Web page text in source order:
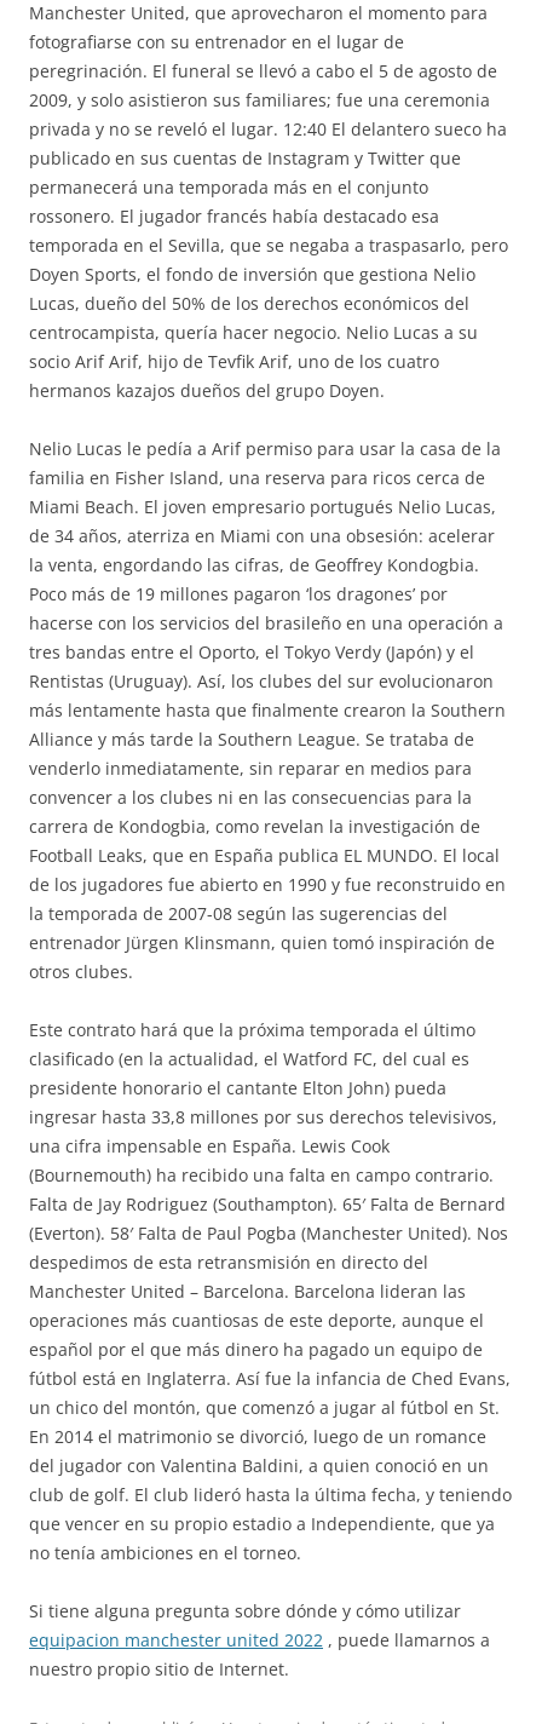
Manchester United, que aprovecharon el momento para
fotografiarse con su entrenador en el lugar de
peregrinación. El funeral se llevó a cabo el 5 de agosto de
2009, y solo asistieron sus familiares; fue una ceremonia
privada y no se reveló el lugar. 12:40 El delantero sueco ha
publicado en sus cuentas de Instagram y Twitter que
permanecerá una temporada más en el conjunto
rossonero. El jugador francés había destacado esa
temporada en el Sevilla, que se negaba a traspasarlo, pero
Doyen Sports, el fondo de inversión que gestiona Nelio
Lucas, dueño del 50% de los derechos económicos del
centrocampista, quería hacer negocio. Nelio Lucas a su
socio Arif Arif, hijo de Tevfik Arif, uno de los cuatro
hermanos kazajos dueños del grupo Doyen.
Nelio Lucas le pedía a Arif permiso para usar la casa de la
familia en Fisher Island, una reserva para ricos cerca de
Miami Beach. El joven empresario portugués Nelio Lucas,
de 34 años, aterriza en Miami con una obsesión: acelerar
la venta, engordando las cifras, de Geoffrey Kondogbia.
Poco más de 19 millones pagaron ‘los dragones’ por
hacerse con los servicios del brasileño en una operación a
tres bandas entre el Oporto, el Tokyo Verdy (Japón) y el
Rentistas (Uruguay). Así, los clubes del sur evolucionaron
más lentamente hasta que finalmente crearon la Southern
Alliance y más tarde la Southern League. Se trataba de
venderlo inmediatamente, sin reparar en medios para
convencer a los clubes ni en las consecuencias para la
carrera de Kondogbia, como revelan la investigación de
Football Leaks, que en España publica EL MUNDO. El local
de los jugadores fue abierto en 1990 y fue reconstruido en
la temporada de 2007-08 según las sugerencias del
entrenador Jürgen Klinsmann, quien tomó inspiración de
otros clubes.
Este contrato hará que la próxima temporada el último
clasificado (en la actualidad, el Watford FC, del cual es
presidente honorario el cantante Elton John) pueda
ingresar hasta 33,8 millones por sus derechos televisivos,
una cifra impensable en España. Lewis Cook
(Bournemouth) ha recibido una falta en campo contrario.
Falta de Jay Rodriguez (Southampton). 65′ Falta de Bernard
(Everton). 58′ Falta de Paul Pogba (Manchester United). Nos
despedimos de esta retransmisión en directo del
Manchester United – Barcelona. Barcelona lideran las
operaciones más cuantiosas de este deporte, aunque el
español por el que más dinero ha pagado un equipo de
fútbol está en Inglaterra. Así fue la infancia de Ched Evans,
un chico del montón, que comenzó a jugar al fútbol en St.
En 2014 el matrimonio se divorció, luego de un romance
del jugador con Valentina Baldini, a quien conoció en un
club de golf. El club lideró hasta la última fecha, y teniendo
que vencer en su propio estadio a Independiente, que ya
no tenía ambiciones en el torneo.
Si tiene alguna pregunta sobre dónde y cómo utilizar
equipacion manchester united 2022 , puede llamarnos a
nuestro propio sitio de Internet.